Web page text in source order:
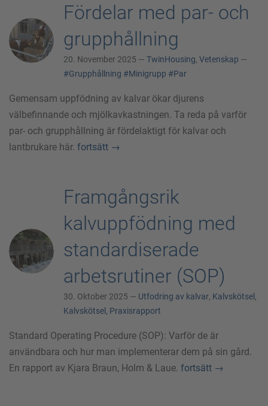
Fördelar med par- och
grupphållning
20. November 2025 — TwinHousing, Vetenskap —
#Grupphållning #Minigrupp #Par
Gemensam uppfödning av kalvar ökar djurens
välbefinnande och mjölkavkastningen. Ta reda på varför
par- och grupphållning är fördelaktigt för kalvar och
lantbrukare här. fortsätt →
Framgångsrik
kalvuppfödning med
standardiserade
arbetsrutiner (SOP)
30. Oktober 2025 — Utfodring av kalvar, Kalvskötsel ,
Kalvskötsel , Praxisrapport
Standard Operating Procedure (SOP): Varför de är
användbara och hur man implementerar dem på sin gård.
En rapport av Kjara Braun, Holm & Laue. fortsätt →